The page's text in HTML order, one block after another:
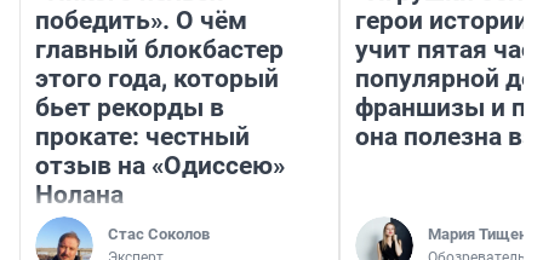
победить». О чём
главный блокбастер
этого года, который
бьет рекорды в
прокате: честный
отзыв на «Одиссею»
Нолана
Стас Соколов
герои
учит пятая
популярной
франшизы и
она полезна
Мария Тищенко